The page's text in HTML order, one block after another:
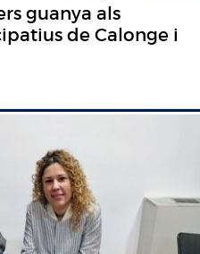
guanya als
de Calonge i